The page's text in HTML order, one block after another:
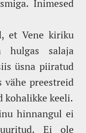
Inimesed
et Vene kiriku
hulgas salaja
üsna piiratud
preestreid
kohalikke keeli.
hinnangul ei
Ei ole